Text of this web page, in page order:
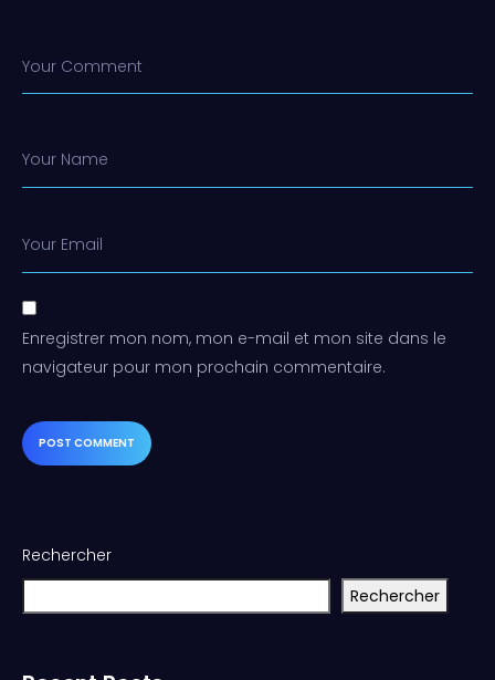
Your Comment
Your Name
Your Email
Enregistrer mon nom, mon e-mail et mon site dans le
navigateur pour mon prochain commentaire.
Rechercher
Rechercher